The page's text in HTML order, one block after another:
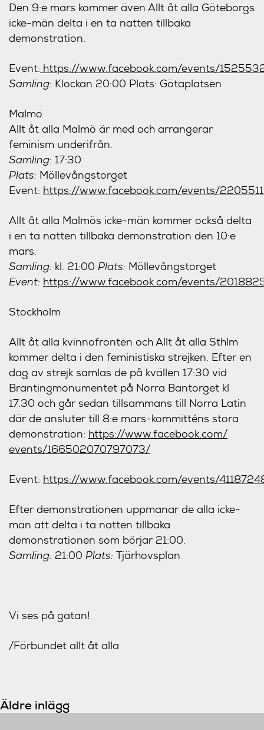
Den 9:e mars kommer även Allt åt alla Göteborgs
icke-män delta i en ta natten tillbaka
demonstration.
Event: https://www.facebook.com/events/
Samling: Klockan 20:00 Plats: Götaplatsen
Malmö
Allt åt alla Malmö är med och arrangerar
feminism underifrån.
Samling: 17:30
Plats: Möllevångstorget
Event: https://www.facebook.com/events/
Allt åt alla Malmös icke-män kommer också delta
i en ta natten tillbaka demonstration den 10:e
mars.
Samling: kl. 21:00 Plats: Möllevångstorget
Event: https://www.facebook.com/events/
Stockholm
Allt åt alla kvinnofronten och Allt åt alla Sthlm
kommer delta i den feministiska strejken. Efter en
dag av strejk samlas de på kvällen 17:30 vid
Brantingmonumentet på Norra Bantorget kl
17.30 och går sedan tillsammans till Norra Latin
där de ansluter till 8:e mars-kommitténs stora
demonstration: https://www.facebook.com/
events/166502070797073/
Event: https://www.facebook.com/events/
Efter demonstrationen uppmanar de alla icke-
män att delta i ta natten tillbaka
demonstrationen som börjar 21:00.
Samling: 21:00 Plats: Tjärhovsplan
Vi ses på gatan!
/Förbundet allt åt alla
Inläggsnavigering
Äldre inlägg